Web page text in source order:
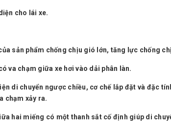
cho lái xe.
sản phẩm chống chịu gió lớn, tăng lực chống
va chạm giữa xe hơi vào dải phân làn.
di chuyển ngược chiều, cơ chế lắp đặt và đặc
chạm xảy ra.
hai miếng có một thanh sắt cố định giúp di